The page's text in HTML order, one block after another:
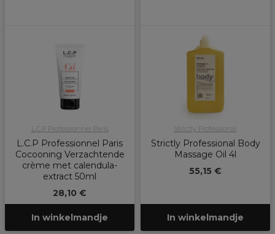
L.C.P Professionnel Paris
L.C.P Professionnel Paris
Cocooning Verzachtende
crème met calendula-
extract 50ml
28,10 €
In winkelmandje
Strictly Professional
Strictly Professional Body
Massage Oil 4l
55,15 €
In winkelmandje